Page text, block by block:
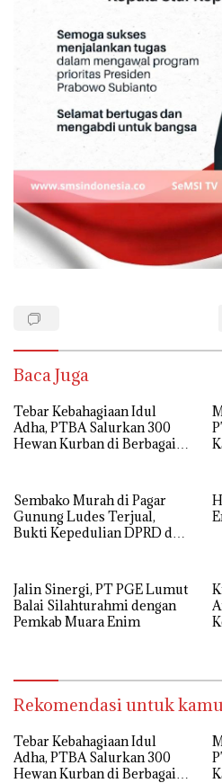
Baca Juga
Tebar Kebahagiaan Idul
Adha, PTBA Salurkan 300
Hewan Kurban di Berbagai
Sembako Murah di Pagar
Gunung Ludes Terjual,
Bukti Kepedulian DPRD dan
Jalin Sinergi, PT PGE Lumut
Balai Silahturahmi dengan
Pemkab Muara Enim
Rekomendasi untuk kamu
Tebar Kebahagiaan Idul
Adha, PTBA Salurkan 300
Hewan Kurban di Berbagai